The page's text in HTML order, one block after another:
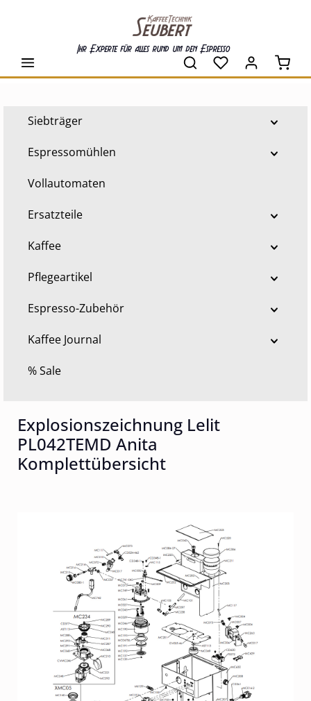
Ihr Experte für alles rund um den Espresso
Siebträger
Espressomühlen
Vollautomaten
Ersatzteile
Kaffee
Pflegeartikel
Espresso-Zubehör
Kaffee Journal
% Sale
Explosionszeichnung Lelit
PL042TEMD Anita
Komplettübersicht